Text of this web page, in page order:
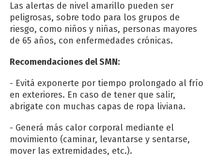
Las alertas de nivel amarillo pueden ser
peligrosas, sobre todo para los grupos de
riesgo, como niños y niñas, personas mayores
de 65 años, con enfermedades crónicas.
Recomendaciones del SMN:
- Evitá exponerte por tiempo prolongado al frío
en exteriores. En caso de tener que salir,
abrigate con muchas capas de ropa liviana.
- Generá más calor corporal mediante el
movimiento (caminar, levantarse y sentarse,
mover las extremidades, etc.).